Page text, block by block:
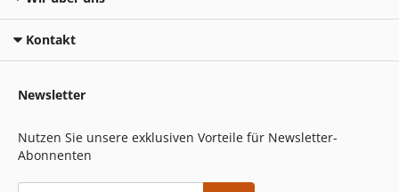
Kontakt
Newsletter
Nutzen Sie unsere exklusiven Vorteile für Newsletter-
Abonnenten